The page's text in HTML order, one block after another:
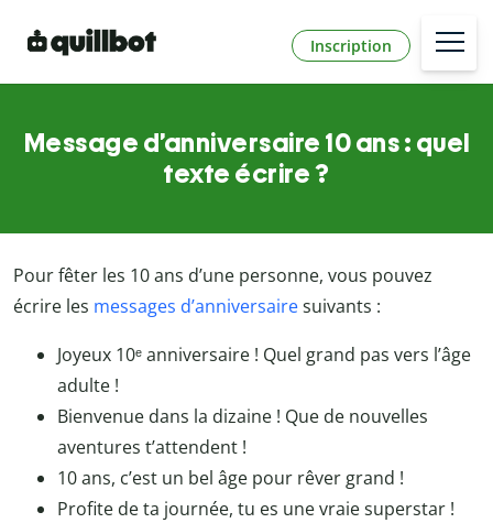
Inscription
Message d’anniversaire 10 ans : quel
texte écrire ?
Pour fêter les 10 ans d’une personne, vous pouvez
écrire les messages d’anniversairesuivants :
Joyeux 10ᵉ anniversaire ! Quel grand pas vers l’âge
adulte !
Bienvenue dans la dizaine ! Que de nouvelles
aventures t’attendent !
10 ans, c’est un bel âge pour rêver grand !
Profite de ta journée, tu es une vraie superstar !